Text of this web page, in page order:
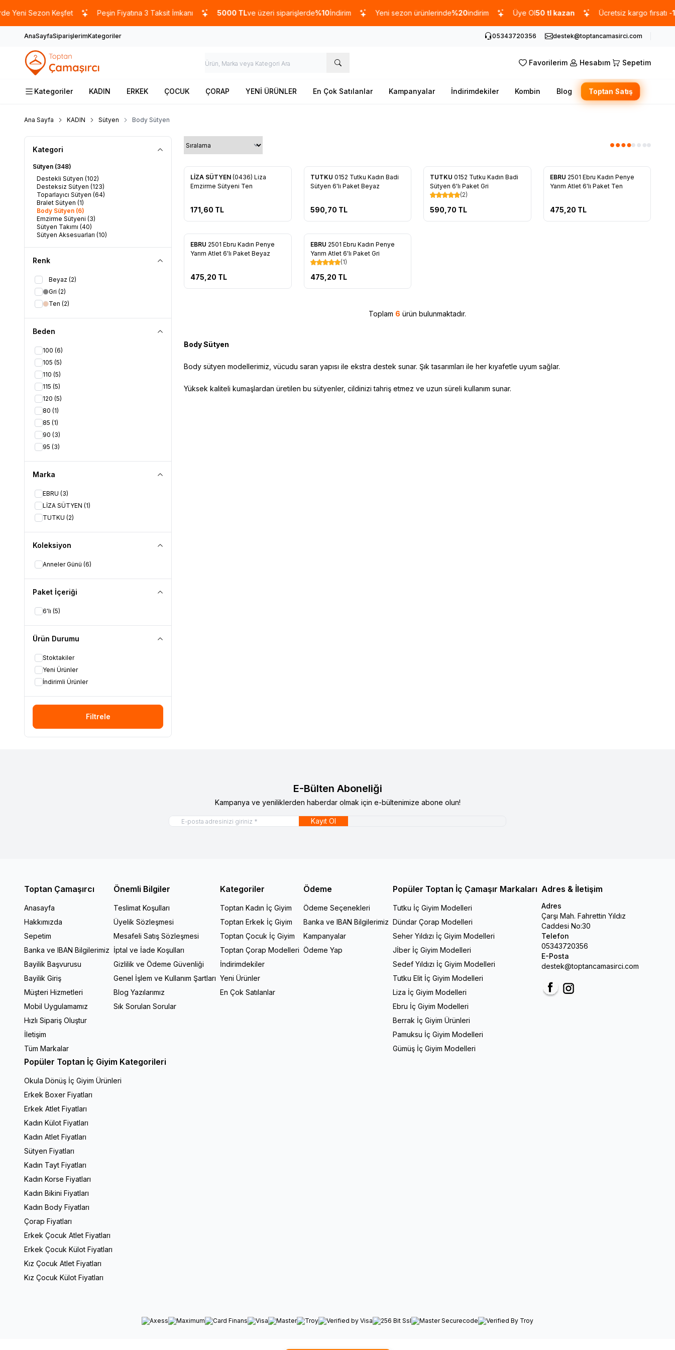
Sezon Keşfet Peşin Fiyatına 3 Taksit İmkanı 5000 TLve üzeri siparişlerde%10İndirim Yeni sezon ürünlerinde%20indirim Üye Ol50 tl kazan Ücretsiz kargo fırsatı -1000
AnaSayfaSiparişlerimKategoriler 05343720356 destek@toptancamasirci.com
Favorilerim Hesabım Sepetim
Kategoriler KADIN ERKEK ÇOCUK ÇORAP YENİ ÜRÜNLER En Çok Satılanlar Kampanyalar İndirimdekiler Kombin Blog Toptan Satış
Ana Sayfa KADIN Sütyen Body Sütyen
Kategori
Sütyen (348)
Destekli Sütyen (102)
Desteksiz Sütyen (123)
Toparlayıcı Sütyen (64)
Bralet Sütyen (1)
Body Sütyen (6)
Emzirme Sütyeni (3)
Sütyen Takımı (40)
Sütyen Aksesuarları (10)
Renk
Beyaz (2)
Gri (2)
Ten (2)
Beden
100 (6)
105 (5)
110 (5)
115 (5)
120 (5)
80 (1)
85 (1)
90 (3)
95 (3)
Marka
EBRU (3)
LİZA SÜTYEN (1)
TUTKU (2)
Koleksiyon
Anneler Günü (6)
Paket İçeriği
6'lı (5)
Ürün Durumu
Stoktakiler
Yeni Ürünler
İndirimli Ürünler
Filtrele
Favorilere Ekle
LİZA SÜTYEN (0436) Liza
Emzirme Sütyeni Ten
171,60 TL
Favorilere Ekle
TUTKU 0152 Tutku Kadın Badi
Sütyen 6'lı Paket Beyaz
590,70 TL
Favorilere Ekle
TUTKU 0152 Tutku Kadın Badi
Sütyen 6'lı Paket Gri
(2)
590,70 TL
Favorilere Ekle
Tükendi
EBRU 2501 Ebru Kadın Penye
Yarım Atlet 6'lı Paket Ten
475,20 TL
Favorilere Ekle
Tükendi
EBRU 2501 Ebru Kadın Penye
Yarım Atlet 6'lı Paket Beyaz
475,20 TL
Favorilere Ekle
Tükendi
EBRU 2501 Ebru Kadın Penye
Yarım Atlet 6'lı Paket Gri
(1)
475,20 TL
Toplam 6 ürün bulunmaktadır.
Body Sütyen
Body sütyen modellerimiz, vücudu saran yapısı ile ekstra destek sunar. Şık tasarımları ile her kıyafetle uyum sağlar.
Yüksek kaliteli kumaşlardan üretilen bu sütyenler, cildinizi tahriş etmez ve uzun süreli kullanım sunar.
E-Bülten Aboneliği
Kampanya ve yeniliklerden haberdar olmak için e-bültenimize abone olun!
Kayıt Ol
Toptan Çamaşırcı
Anasayfa
Hakkımızda
Sepetim
Banka ve IBAN Bilgilerimiz
Bayilik Başvurusu
Bayilik Giriş
Müşteri Hizmetleri
Mobil Uygulamamız
Hızlı Sipariş Oluştur
İletişim
Tüm Markalar
Önemli Bilgiler
Teslimat Koşulları
Üyelik Sözleşmesi
Mesafeli Satış Sözleşmesi
İptal ve İade Koşulları
Gizlilik ve Ödeme Güvenliği
Genel İşlem ve Kullanım Şartları
Blog Yazılarımız
Sık Sorulan Sorular
Kategoriler
Toptan Kadın İç Giyim
Toptan Erkek İç Giyim
Toptan Çocuk İç Giyim
Toptan Çorap Modelleri
İndirimdekiler
Yeni Ürünler
En Çok Satılanlar
Ödeme
Ödeme Seçenekleri
Banka ve IBAN Bilgilerimiz
Kampanyalar
Ödeme Yap
Popüler Toptan İç Çamaşır Markaları
Tutku İç Giyim Modelleri
Dündar Çorap Modelleri
Seher Yıldızı İç Giyim Modelleri
Jİber İç Giyim Modelleri
Sedef Yıldızı İç Giyim Modelleri
Tutku Elit İç Giyim Modelleri
Liza İç Giyim Modelleri
Ebru İç Giyim Modelleri
Berrak İç Giyim Ürünleri
Pamuksu İç Giyim Modelleri
Gümüş İç Giyim Modelleri
Popüler Toptan İç Giyim Kategorileri
Okula Dönüş İç Giyim Ürünleri
Erkek Boxer Fiyatları
Erkek Atlet Fiyatları
Kadın Külot Fiyatları
Kadın Atlet Fiyatları
Sütyen Fiyatları
Kadın Tayt Fiyatları
Kadın Korse Fiyatları
Kadın Bikini Fiyatları
Kadın Body Fiyatları
Çorap Fiyatları
Erkek Çocuk Atlet Fiyatları
Erkek Çocuk Külot Fiyatları
Kız Çocuk Atlet Fiyatları
Kız Çocuk Külot Fiyatları
Adres & İletişim
Adres
Çarşı Mah. Fahrettin Yıldız
Caddesi No:30
Telefon
05343720356
E-Posta
destek@toptancamasirci.com
FacebookInstagram